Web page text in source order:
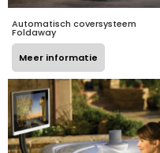
Automatisch coversysteem
Foldaway
Meer informatie